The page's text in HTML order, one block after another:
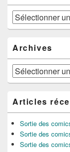
Catégories
Archives
Archives
Articles
Sortie des
Sortie des
Sortie des